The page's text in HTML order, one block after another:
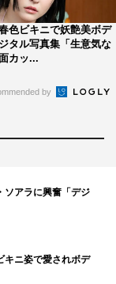
色ビキニで妖艶美ボデ
タル写真集「生意気な
カッ...
by
ソアラに興奮「デジ
キニ姿で愛されボデ